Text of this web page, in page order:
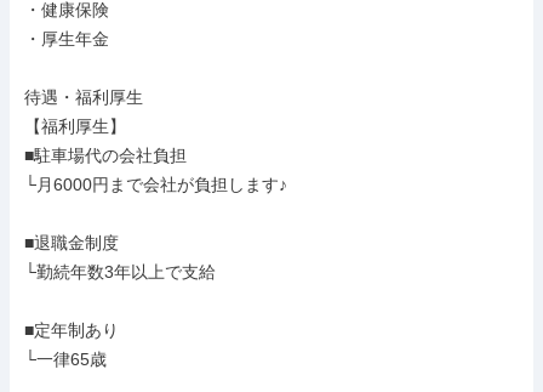
・健康保険
・厚生年金
待遇・福利厚生
【福利厚生】
■駐車場代の会社負担
└月6000円まで会社が負担します♪
■退職金制度
└勤続年数3年以上で支給
■定年制あり
└一律65歳